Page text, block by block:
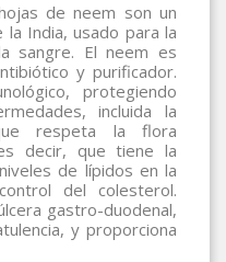
de neem son un
India, usado para la
sangre. El neem es
y purificador.
protegiendo
incluida la
respeta la flora
decir, que tiene la
de lípidos en la
del colesterol.
gastro-duodenal,
y proporciona